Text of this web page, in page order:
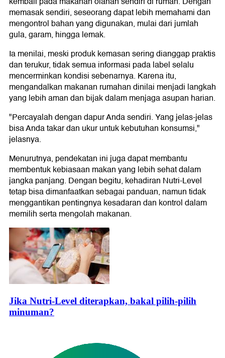
memasak sendiri, seseorang dapat lebih memahami dan
mengontrol bahan yang digunakan, mulai dari jumlah
gula, garam, hingga lemak.
Ia menilai, meski produk kemasan sering dianggap praktis
dan terukur, tidak semua informasi pada label selalu
mencerminkan kondisi sebenarnya. Karena itu,
mengandalkan makanan rumahan dinilai menjadi langkah
yang lebih aman dan bijak dalam menjaga asupan harian.
"Percayalah dengan dapur Anda sendiri. Yang jelas-jelas
bisa Anda takar dan ukur untuk kebutuhan konsumsi,"
jelasnya.
Menurutnya, pendekatan ini juga dapat membantu
membentuk kebiasaan makan yang lebih sehat dalam
jangka panjang. Dengan begitu, kehadiran Nutri-Level
tetap bisa dimanfaatkan sebagai panduan, namun tidak
menggantikan pentingnya kesadaran dan kontrol dalam
memilih serta mengolah makanan.